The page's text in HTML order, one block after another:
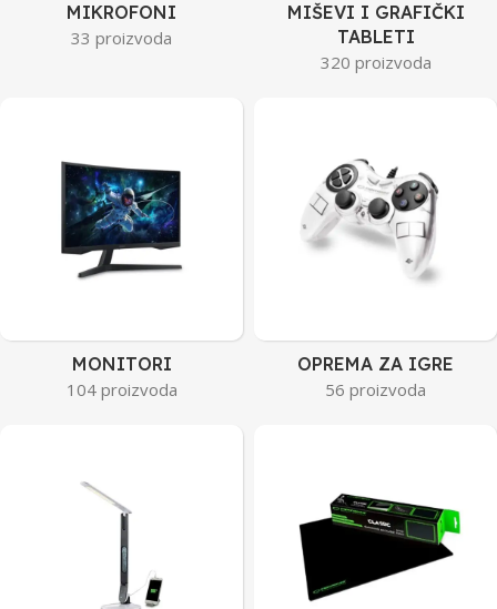
MIKROFONI
33 proizvoda
MIŠEVI I GRAFIČKI
TABLETI
320 proizvoda
MONITORI
104 proizvoda
OPREMA ZA IGRE
56 proizvoda